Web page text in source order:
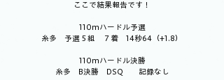
ここで結果報告です！
110mハードル予選
糸多　予選５組　７着　14秒64（+1.8）
110mハードル決勝
糸多　B決勝　DSQ　　記録なし